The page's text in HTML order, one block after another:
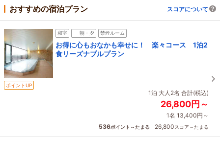
おすすめの宿泊プラン スコアについて
和室 朝・夕 禁煙ルーム
お得に心もおなかも幸せに！ 楽々コース 1泊2
食リーズナブルプラン
ポイントUP
1泊 大人2名 合計(税込)
26,800円～
1名 13,400円～
536ポイント～たまる 26,800スコア～たまる